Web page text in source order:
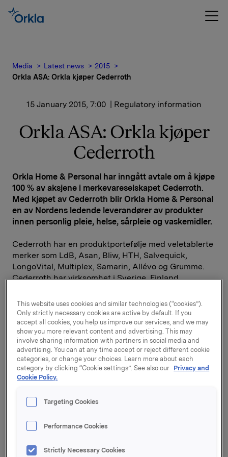
Media Latest news
2015
Orkla ASA: Orkla kjøper Cederroth
15 January 2015, 7:00 | Regulatory information
Orkla ASA: Orkla kjøper
Cederroth
Orkla Home & Personal har inngått avtale om å kjøpe
100 % av aksjene i merkevareselskapet Cederroth.
Med kjøpet av Cederroth blir Orkla Home & Personal
en av Nordens ledende leverandører av produkter
innen personlig pleie, helse, sårpleie og vaskemidler.
Cederroth har en produktportefølje med veletablerte
merker som LdB, Asan, Bliw, HTH, Salvequick,
LongoVital, Multiplex, Samarin, Allévo og Grumme.
Cederroth har virksomhet i Sverige, Finland,
fabrikker, lokalisert i Sverige, Danmark, Polen og
Spania. Cederroth oppnådde en omsetning på SEK
1.984 millioner i 2013, og en EBITDA på SEK 194
millioner. Selskapet har totalt 850 ansatte.
- Oppkjøpet er strategisk viktig, og det styrker særlig
Orkla Home & Personals tilstedeværelse i Sverige.
Cederroth er en solid nordisk aktør og representerer
identifisert betydelige synergier både på kostnads-
Orkla.
Produktkategoriene som Orkla Home & Personal og
This website uses cookies and similar technologies (“cookies”).
Only strictly necessary cookies are active by default. If you
accept all cookies, you help us improve our services, and we may
show you more relevant content and advertising. This may
involve sharing information with partners in social media and
advertising. You can at any time accept or reject different cookie
categories, or change your choices. Learn more about each
category by clicking “Cookie settings”. See also our Privacy and
Cookie Policy.
Targeting Cookies
Performance Cookies
Strictly Necessary Cookies